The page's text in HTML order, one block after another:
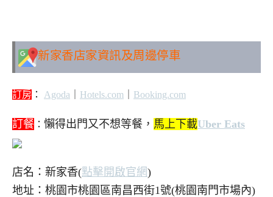
新家香店家資訊及周邊停車
訂房 ： Agoda Hotels.com Booking.com
訂餐 ： 懶得出門又不想等餐， 馬上下載Uber Eats
店名：新家香(點擊開啟官網)
地址：桃園市桃園區南昌西街1號(桃園南門市場內)